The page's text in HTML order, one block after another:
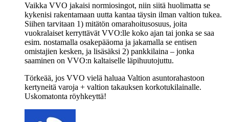
Vaikka VVO jakaisi normiosingot, niin siitä huolimatta se
kykenisi rakentamaan uutta kantaa täysin ilman valtion tukea.
Siihen tarvitaan 1) mitätön omarahoitusosuus, joita
vuokralaiset kerryttävät VVO:lle koko ajan tai jonka se saa
esim. nostamalla osakepääoma ja jakamalla se entisen
omistajien kesken, ja lisäsäksi 2) pankkilaina – jonka
saaminen on VVO:n kaltaiselle läpihuutojuttu.
Törkeää, jos VVO vielä haluaa Valtion asuntorahastoon
kertyneitä varoja + valtion takauksen korkotukilainalle.
Uskomatonta röyhkeyttä!